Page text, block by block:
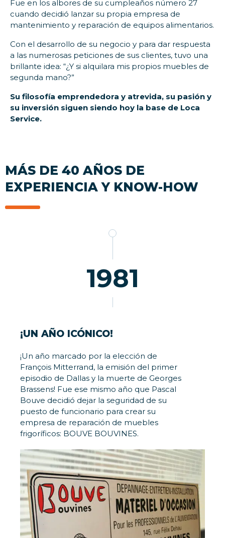
Fue en los albores de su cumpleaños número 27
cuando decidió lanzar su propia empresa de
mantenimiento y reparación de equipos alimentarios.
Con el desarrollo de su negocio y para dar respuesta
a las numerosas peticiones de sus clientes, tuvo una
brillante idea: “¿Y si alquilara mis propios muebles de
segunda mano?”
Su filosofía emprendedora y atrevida, su pasión y
su inversión siguen siendo hoy la base de Loca
Service.
MÁS DE 40 AÑOS DE
EXPERIENCIA Y KNOW-HOW
1981
¡UN AÑO ICÓNICO!
¡Un año marcado por la elección de
François Mitterrand, la emisión del primer
episodio de Dallas y la muerte de Georges
Brassens! Fue ese mismo año que Pascal
Bouve decidió dejar la seguridad de su
puesto de funcionario para crear su
empresa de reparación de muebles
frigoríficos: BOUVE BOUVINES.